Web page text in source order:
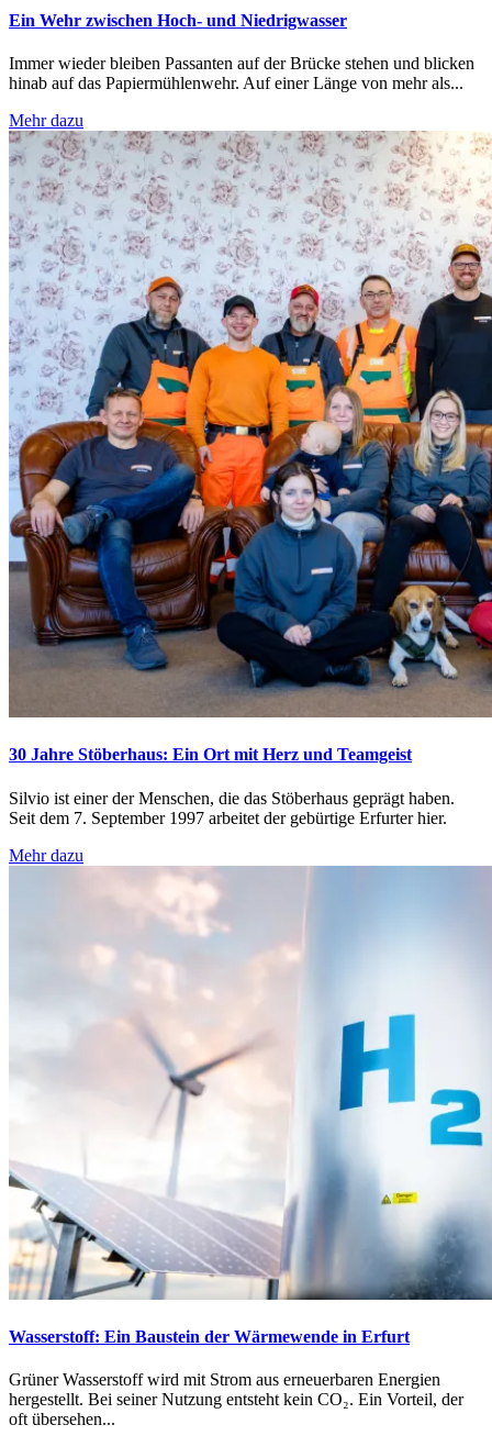
Ein Wehr zwischen Hoch- und Niedrigwasser
Immer wieder bleiben Passanten auf der Brücke stehen und blicken
hinab auf das Papiermühlenwehr. Auf einer Länge von mehr als...
Mehr dazu
30 Jahre Stöberhaus: Ein Ort mit Herz und Teamgeist
Silvio ist einer der Menschen, die das Stöberhaus geprägt haben.
Seit dem 7. September 1997 arbeitet der gebürtige Erfurter hier.
Mehr dazu
Wasserstoff: Ein Baustein der Wärmewende in Erfurt
Grüner Wasserstoff wird mit Strom aus erneuerbaren Energien
hergestellt. Bei seiner Nutzung entsteht kein CO₂. Ein Vorteil, der
oft übersehen...